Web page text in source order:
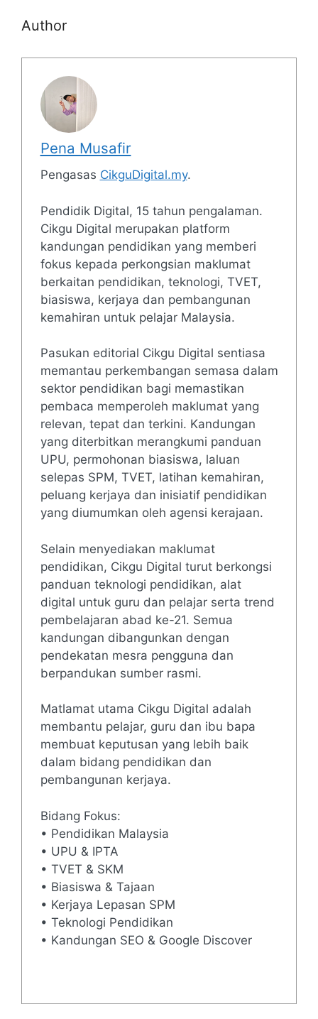
Author
Pena Musafir
Pengasas CikguDigital.my.
Pendidik Digital, 15 tahun pengalaman.
Cikgu Digital merupakan platform
kandungan pendidikan yang memberi
fokus kepada perkongsian maklumat
berkaitan pendidikan, teknologi, TVET,
biasiswa, kerjaya dan pembangunan
kemahiran untuk pelajar Malaysia.
Pasukan editorial Cikgu Digital sentiasa
memantau perkembangan semasa dalam
sektor pendidikan bagi memastikan
pembaca memperoleh maklumat yang
relevan, tepat dan terkini. Kandungan
yang diterbitkan merangkumi panduan
UPU, permohonan biasiswa, laluan
selepas SPM, TVET, latihan kemahiran,
peluang kerjaya dan inisiatif pendidikan
yang diumumkan oleh agensi kerajaan.
Selain menyediakan maklumat
pendidikan, Cikgu Digital turut berkongsi
panduan teknologi pendidikan, alat
digital untuk guru dan pelajar serta trend
pembelajaran abad ke-21. Semua
kandungan dibangunkan dengan
pendekatan mesra pengguna dan
berpandukan sumber rasmi.
Matlamat utama Cikgu Digital adalah
membantu pelajar, guru dan ibu bapa
membuat keputusan yang lebih baik
dalam bidang pendidikan dan
pembangunan kerjaya.
Bidang Fokus:
• Pendidikan Malaysia
• UPU & IPTA
• TVET & SKM
• Biasiswa & Tajaan
• Kerjaya Lepasan SPM
• Teknologi Pendidikan
• Kandungan SEO & Google Discover